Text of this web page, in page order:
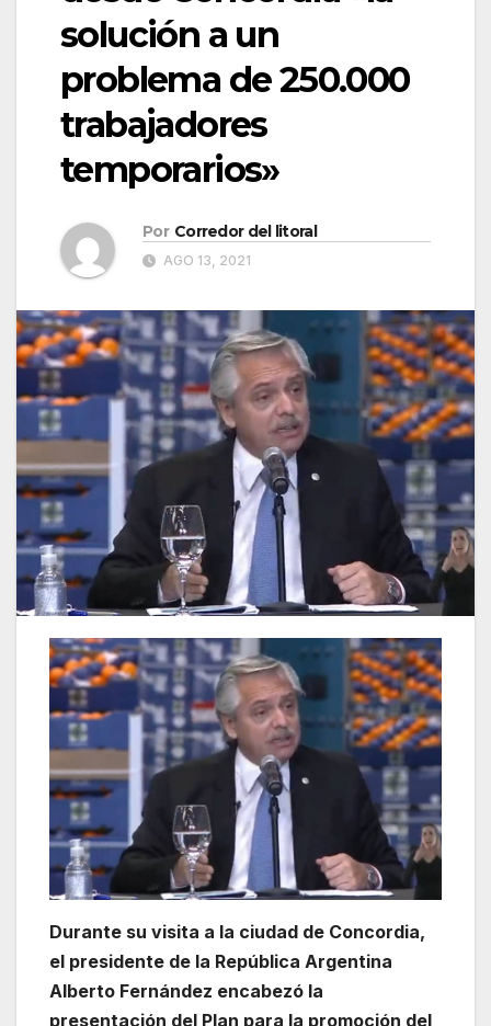
solución a un
problema de 250.000
trabajadores
temporarios»
Por Corredor del litoral
AGO 13, 2021
Durante su visita a la ciudad de Concordia,
el presidente de la República Argentina
Alberto Fernández encabezó la
presentación del Plan para la promoción del